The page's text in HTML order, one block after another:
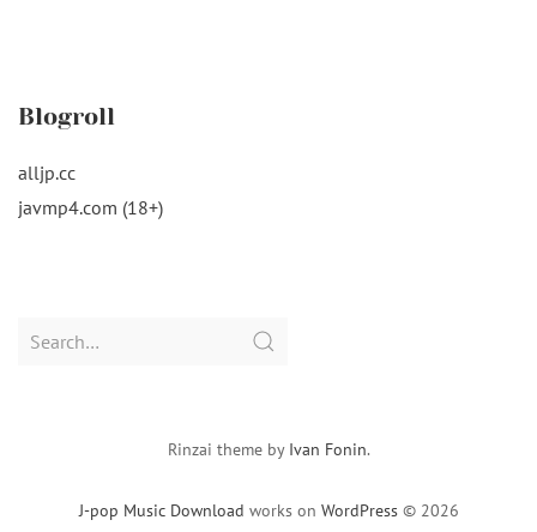
Blogroll
alljp.cc
javmp4.com (18+)
Search
J-pop Music Download works on WordPress © 2026
Rinzai theme by Ivan Fonin.